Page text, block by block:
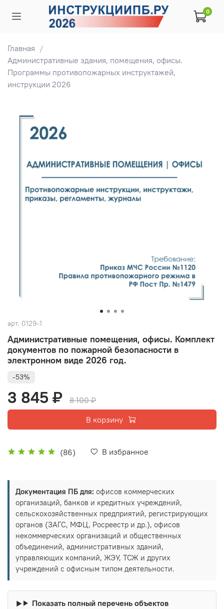
0
Главная
Административные здания, помещения, офисы.
Программы противопожарных инструктажей,
инструкции 2026
арт. 0129-1
Административные помещения, офисы. Комплект
документов по пожарной безопасности в
электронном виде 2026 год.
(86) В избранное
-53%
3 845 ₽
8 100 ₽
В корзину
Документация ПБ для: офисов коммерческих
организаций, банков и кредитных учреждений,
сельскохозяйственных предприятий, регистрирующих
органов (ЗАГС, МФЦ, Росреестр и др.), офисов
некоммерческих организаций и общественных
объединений, административных зданий,
управляющих компаний, ЖЭУ, ТСЖ и других
учреждений с офисным типом деятельности.
Показать полный перечень объектов